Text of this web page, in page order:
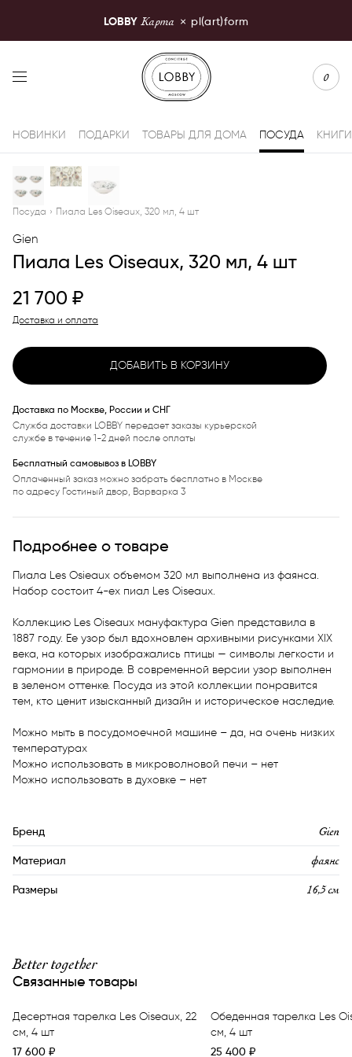
LOBBY Карта × pl(art)form
LOBBY Moscow
0
НОВИНКИ ПОДАРКИ ТОВАРЫ ДЛЯ ДОМА ПОСУДА КНИГИ
Посуда › Пиала Les Oiseaux, 320 мл, 4 шт
Gien
Пиала Les Oiseaux, 320 мл, 4 шт
21 700 ₽
Доставка и оплата
ДОБАВИТЬ В КОРЗИНУ
Доставка по Москве, России и СНГ
Служба доставки LOBBY передает заказы курьерской
службе в течение 1-2 дней после оплаты
Бесплатный самовывоз в LOBBY
Оплаченный заказ можно забрать бесплатно в Москве
по адресу Гостиный двор, Варварка 3
Подробнее о товаре
Пиала Les Osieaux объемом 320 мл выполнена из фаянса.
Набор состоит 4-ех пиал Les Oiseaux.
Коллекцию Les Oiseaux мануфактура Gien представила в
1887 году. Ее узор был вдохновлен архивными рисунками XIX
века, на которых изображались птицы — символы легкости и
гармонии в природе. В современной версии узор выполнен
в зеленом оттенке. Посуда из этой коллекции понравится
тем, кто ценит изысканный дизайн и историческое наследие.
Можно мыть в посудомоечной машине – да, на очень низких
температурах
Можно использовать в микроволновой печи – нет
Можно использовать в духовке – нет
Бренд Gien
Материал фаянс
Размеры 16,5 см
Better together
Связанные товары
Десертная тарелка Les Oiseaux, 22
см, 4 шт
17 600 ₽
Обеденная тарелка Les
см, 4 шт
25 400 ₽